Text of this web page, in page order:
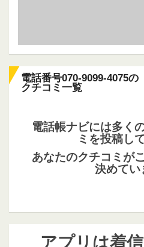
電話番号070-9099-4075の
クチコミ一覧
電話帳ナビには多く
ミを投稿し
あなたのクチコミが
決めてい
アプリは着